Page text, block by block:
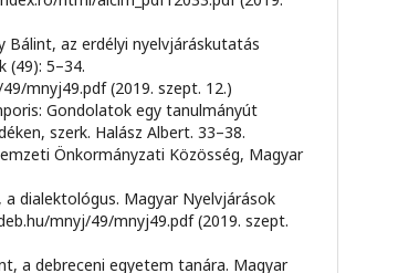
Bálint, az erdélyi nyelvjáráskutatás
(49): 5–34.
mnyj49.pdf (2019. szept. 12.)
Gondolatok egy tanulmányút
szerk. Halász Albert. 33–38.
Önkormányzati Közösség, Magyar
dialektológus. Magyar Nyelvjárások
mnyj/49/mnyj49.pdf (2019. szept.
a debreceni egyetem tanára. Magyar